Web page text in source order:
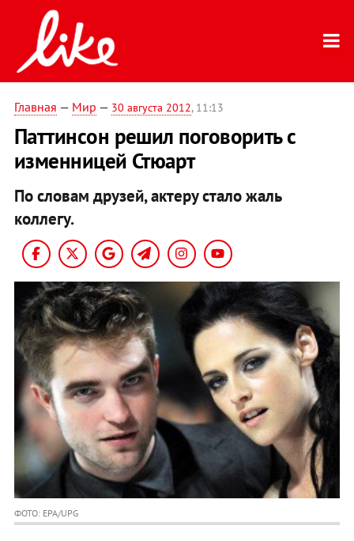
Главная — Мир — 30 августа 2012, 11:13
Паттинсон решил поговорить с
изменницей Стюарт
По словам друзей, актеру стало жаль
коллегу.
ФОТО: EPA/UPG